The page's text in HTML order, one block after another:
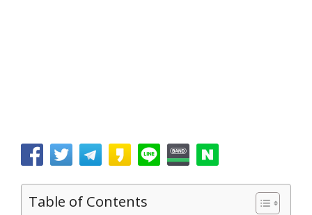
Table of Contents